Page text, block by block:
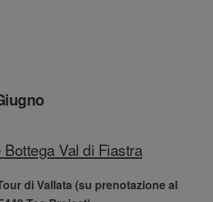
Val di Fiastra
di Vallata (su prenotazione al